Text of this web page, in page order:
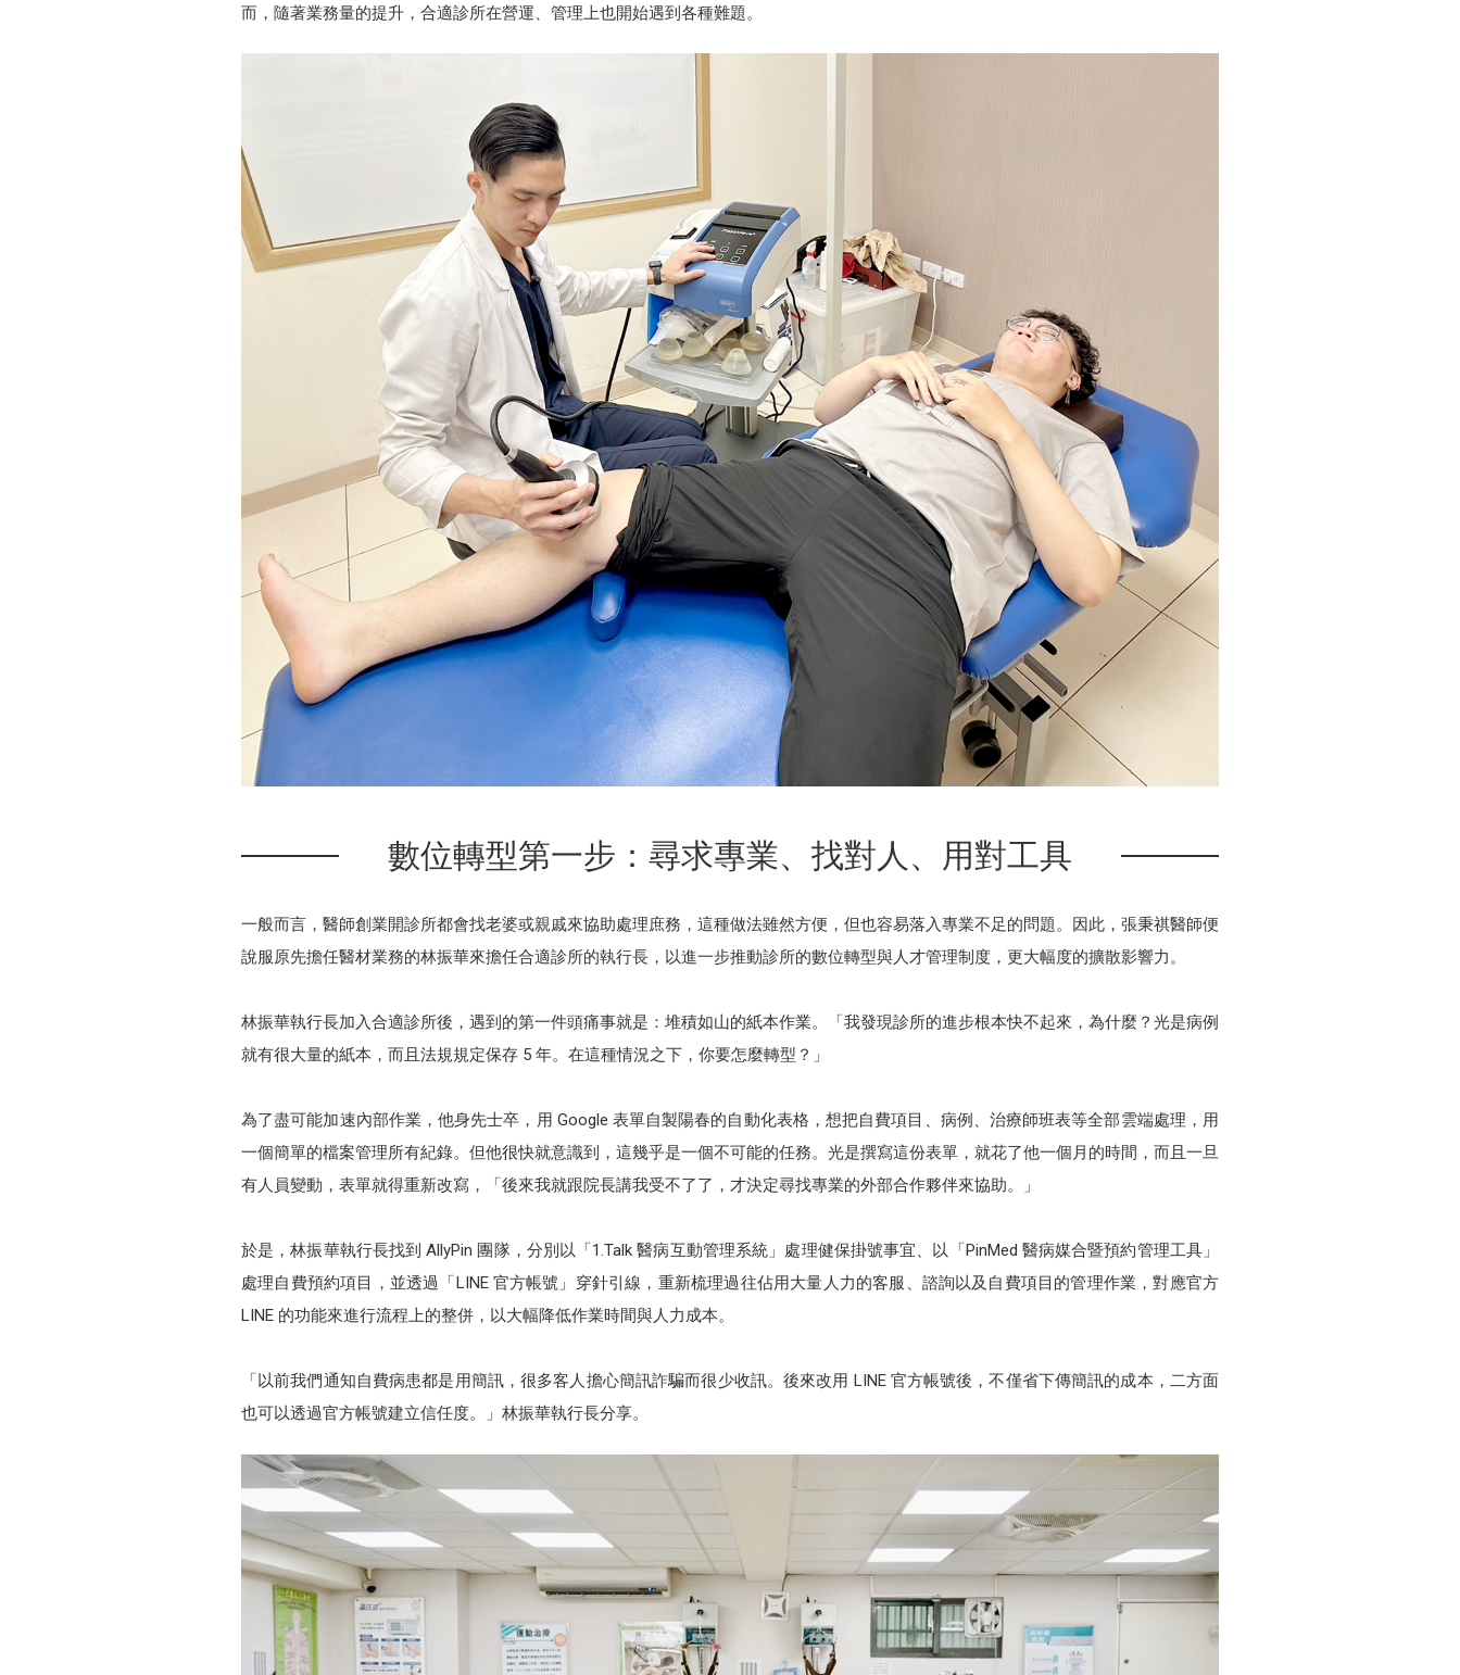
而，隨著業務量的提升，合適診所在營運、管理上也開始遇到各種難題。
數位轉型第一步：尋求專業、找對人、用對工具
一般而言，醫師創業開診所都會找老婆或親戚來協助處理庶務，這種做法雖然方便，但也容易落入專業不足的問題。因此，張秉祺醫師便
說服原先擔任醫材業務的林振華來擔任合適診所的執行長，以進一步推動診所的數位轉型與人才管理制度，更大幅度的擴散影響力。
林振華執行長加入合適診所後，遇到的第一件頭痛事就是：堆積如山的紙本作業。「我發現診所的進步根本快不起來，為什麼？光是病例
就有很大量的紙本，而且法規規定保存 5 年。在這種情況之下，你要怎麼轉型？」
為了盡可能加速內部作業，他身先士卒，用 Google 表單自製陽春的自動化表格，想把自費項目、病例、治療師班表等全部雲端處理，用
一個簡單的檔案管理所有紀錄。但他很快就意識到，這幾乎是一個不可能的任務。光是撰寫這份表單，就花了他一個月的時間，而且一旦
有人員變動，表單就得重新改寫，「後來我就跟院長講我受不了了，才決定尋找專業的外部合作夥伴來協助。」
於是，林振華執行長找到 AllyPin 團隊，分別以「1.Talk 醫病互動管理系統」處理健保掛號事宜、以「PinMed 醫病媒合暨預約管理工具」
處理自費預約項目，並透過「LINE 官方帳號」穿針引線，重新梳理過往佔用大量人力的客服、諮詢以及自費項目的管理作業，對應官方
LINE 的功能來進行流程上的整併，以大幅降低作業時間與人力成本。
「以前我們通知自費病患都是用簡訊，很多客人擔心簡訊詐騙而很少收訊。後來改用 LINE 官方帳號後，不僅省下傳簡訊的成本，二方面
也可以透過官方帳號建立信任度。」林振華執行長分享。